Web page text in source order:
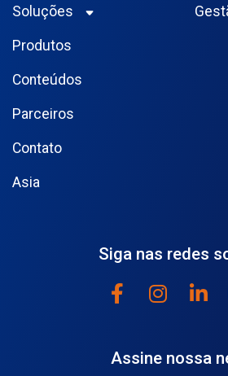
Soluções
Produtos
Conteúdos
Parceiros
Contato
Asia
Siga nas redes
Assine nossa